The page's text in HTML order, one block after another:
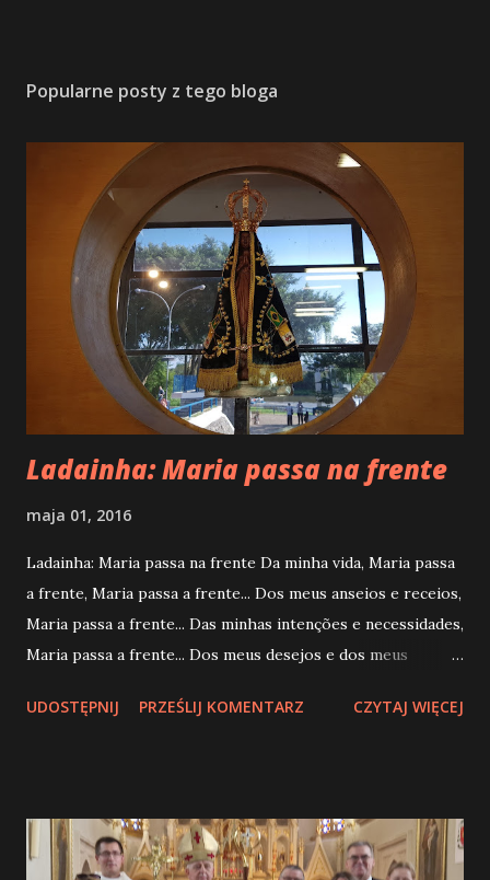
Popularne posty z tego bloga
Ladainha: Maria passa na frente
maja 01, 2016
Ladainha: Maria passa na frente Da minha vida, Maria passa
a frente, Maria passa a frente... Dos meus anseios e receios,
Maria passa a frente... Das minhas intenções e necessidades,
Maria passa a frente... Dos meus desejos e dos meus
e das minhas vontades, Maria passa a frente... Das minhas
passa a frente... Das minhas noites e dos meus dias, Maria
passa a frente... De tudo que é importante para mim, Maria
UDOSTĘPNIJ PRZEŚLIJ KOMENTARZ CZYTAJ WIĘCEJ